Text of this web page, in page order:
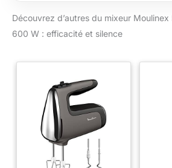
Découvrez d’autres du mixeur
600 W : efficacité et silence